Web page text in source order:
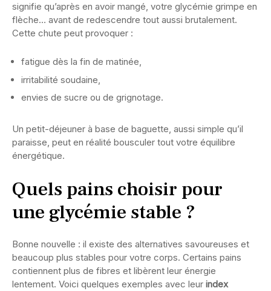
signifie qu’après en avoir mangé, votre glycémie grimpe en
flèche… avant de redescendre tout aussi brutalement.
Cette chute peut provoquer :
fatigue dès la fin de matinée,
irritabilité soudaine,
envies de sucre ou de grignotage.
Un petit-déjeuner à base de baguette, aussi simple qu’il
paraisse, peut en réalité bousculer tout votre équilibre
énergétique.
Quels pains choisir pour
une glycémie stable ?
Bonne nouvelle : il existe des alternatives savoureuses et
beaucoup plus stables pour votre corps. Certains pains
contiennent plus de fibres et libèrent leur énergie
lentement. Voici quelques exemples avec leur index